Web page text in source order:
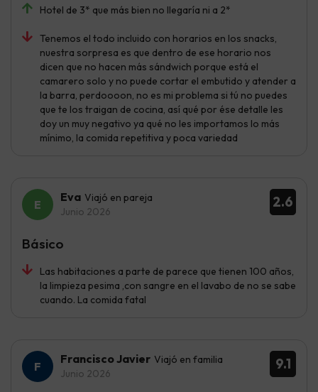
Hotel de 3* que más bien no llegaría ni a 2*
Tenemos el todo incluido con horarios en los snacks,
nuestra sorpresa es que dentro de ese horario nos
dicen que no hacen más sándwich porque está el
camarero solo y no puede cortar el embutido y atender a
la barra, perdoooon, no es mi problema si tú no puedes
que te los traigan de cocina, así qué por ése detalle les
doy un muy negativo ya qué no les importamos lo más
mínimo, la comida repetitiva y poca variedad
2.6
Eva Viajó en pareja
Junio 2026
Las habitaciones a parte de parece que tienen 100 años,
la limpieza pesima ,con sangre en el lavabo de no se sabe
cuando. La comida fatal
Básico
9.1
Francisco Javier Viajó en familia
Junio 2026